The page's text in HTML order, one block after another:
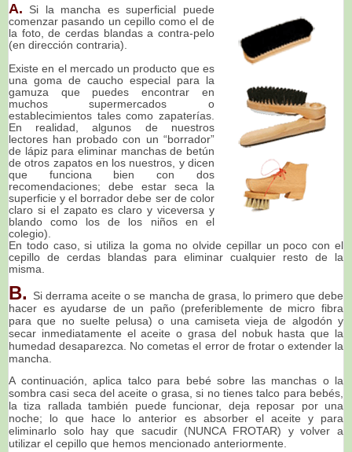
A. Si la mancha es superficial puede
comenzar pasando un cepillo como el de
la foto, de cerdas blandas a contra-pelo
(en dirección contraria).
Existe en el mercado un producto que es
una goma de caucho especial para la
gamuza que puedes encontrar en
muchos supermercados o
establecimientos tales como zapaterías.
En realidad, algunos de nuestros
lectores han probado con un “borrador”
de lápiz para eliminar manchas de betún
de otros zapatos en los nuestros, y dicen
que funciona bien con dos
recomendaciones; debe estar seca la
superficie y el borrador debe ser de color
claro si el zapato es claro y viceversa y
blando como los de los niños en el
colegio).
En todo caso, si utiliza la goma no olvide cepillar un poco con el
cepillo de cerdas blandas para eliminar cualquier resto de la
misma.
B.
Si derrama aceite o se mancha de grasa, lo primero que debe
hacer es ayudarse de un paño (preferiblemente de micro fibra
para que no suelte pelusa) o una camiseta vieja de algodón y
secar inmediatamente el aceite o grasa del nobuk hasta que la
humedad desaparezca. No cometas el error de frotar o extender la
mancha.
A continuación, aplica talco para bebé sobre las manchas o la
sombra casi seca del aceite o grasa, si no tienes talco para bebés,
la tiza rallada también puede funcionar, deja reposar por una
noche; lo que hace lo anterior es absorber el aceite y para
eliminarlo solo hay que sacudir (NUNCA FROTAR) y volver a
utilizar el cepillo que hemos mencionado anteriormente.